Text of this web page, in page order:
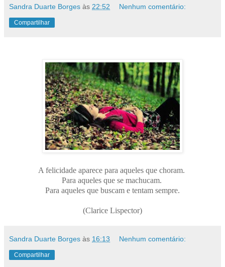
Sandra Duarte Borges às 22:52 Nenhum comentário:
Compartilhar
A felicidade aparece para aqueles que choram.
Para aqueles que se machucam.
Para aqueles que buscam e tentam sempre.
(Clarice Lispector)
Sandra Duarte Borges às 16:13 Nenhum comentário:
Compartilhar